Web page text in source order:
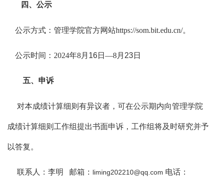
四、公示
公示方式：管理学院官方网站https://som.bit.edu.cn/。
公示时间： 2024年8月 16日 —8月 23日
五、申诉
对本成绩计算细则有异议者，可在公示期内向管理学院
成绩计算细则工作组提出书面申诉，工作组将及时研究并予
以答复。
联系人：李明 邮箱： liming202210@qq.com 电话：